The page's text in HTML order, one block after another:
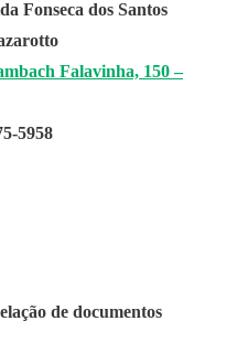
Fonseca dos Santos
Falavinha, 150 –
5958
de documentos